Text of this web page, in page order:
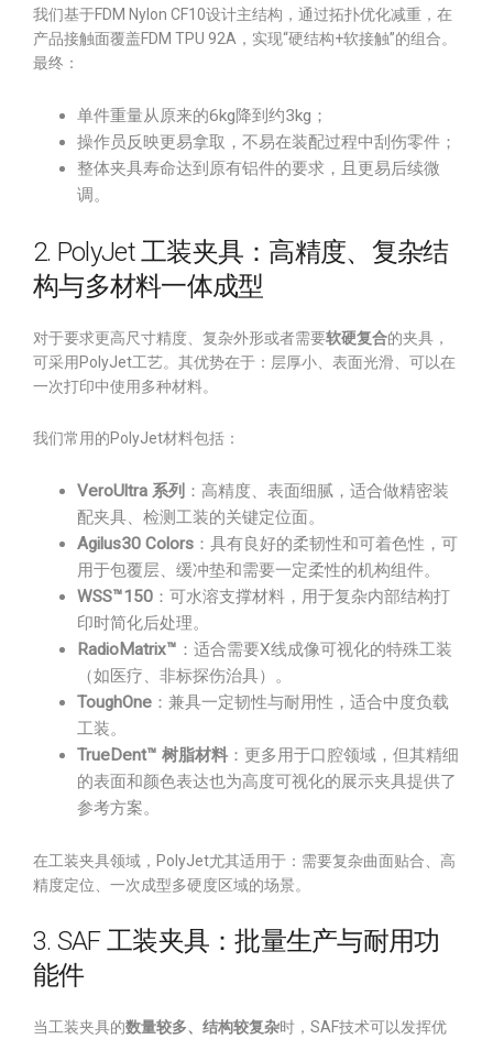
我们基于FDM Nylon CF10设计主结构，通过拓扑优化减重，在
产品接触面覆盖FDM TPU 92A，实现“硬结构+软接触”的组合。
最终：
单件重量从原来的6kg降到约3kg；
操作员反映更易拿取，不易在装配过程中刮伤零件；
整体夹具寿命达到原有铝件的要求，且更易后续微
调。
2. PolyJet 工装夹具：高精度、复杂结
构与多材料一体成型
对于要求更高尺寸精度、复杂外形或者需要软硬复合的夹具，
可采用PolyJet工艺。其优势在于：层厚小、表面光滑、可以在
一次打印中使用多种材料。
我们常用的PolyJet材料包括：
VeroUltra 系列 ：高精度、表面细腻，适合做精密装
配夹具、检测工装的关键定位面。
Agilus30 Colors ：具有良好的柔韧性和可着色性，可
用于包覆层、缓冲垫和需要一定柔性的机构组件。
WSS™150 ：可水溶支撑材料，用于复杂内部结构打
印时简化后处理。
RadioMatrix™ ：适合需要X线成像可视化的特殊工装
（如医疗、非标探伤治具）。
ToughOne ：兼具一定韧性与耐用性，适合中度负载
工装。
TrueDent™ 树脂材料 ：更多用于口腔领域，但其精细
的表面和颜色表达也为高度可视化的展示夹具提供了
参考方案。
在工装夹具领域，PolyJet尤其适用于：需要复杂曲面贴合、高
精度定位、一次成型多硬度区域的场景。
3. SAF 工装夹具：批量生产与耐用功
能件
当工装夹具的数量较多、结构较复杂时，SAF技术可以发挥优